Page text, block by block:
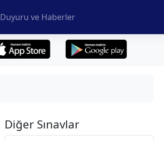
Duyuru ve Haberler
Diğer Sınavlar